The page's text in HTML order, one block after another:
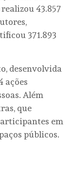
43.857
371.893
desenvolvida
ações
Além
que
em
públicos.